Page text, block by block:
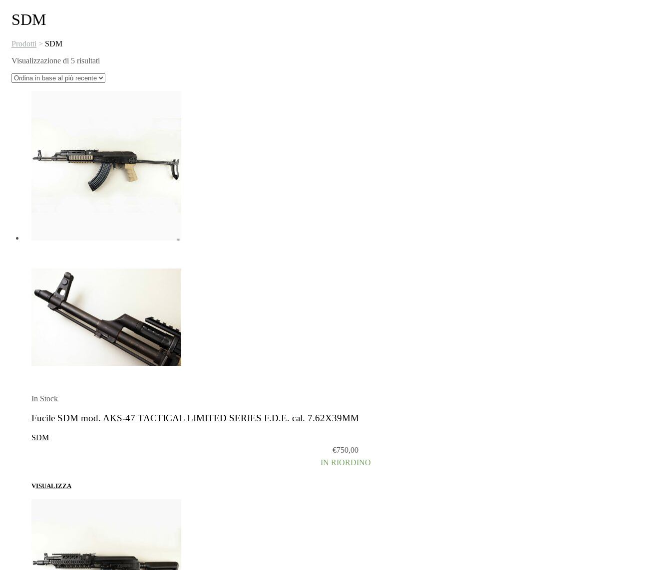
SDM
Prodotti > SDM
Visualizzazione di 5 risultati
base
In Stock
Fucile SDM mod. AKS-47 TACTICAL LIMITED SERIES F.D.E. cal. 7.62X39MM
SDM
€750,00
IN RIORDINO
VISUALIZZA